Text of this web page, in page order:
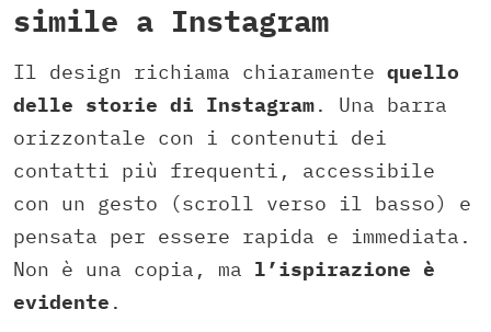
simile a Instagram
Il design richiama chiaramente quello
delle storie di Instagram. Una barra
orizzontale con i contenuti dei
contatti più frequenti, accessibile
con un gesto (scroll verso il basso) e
pensata per essere rapida e immediata.
Non è una copia, ma l’ispirazione è
evidente .